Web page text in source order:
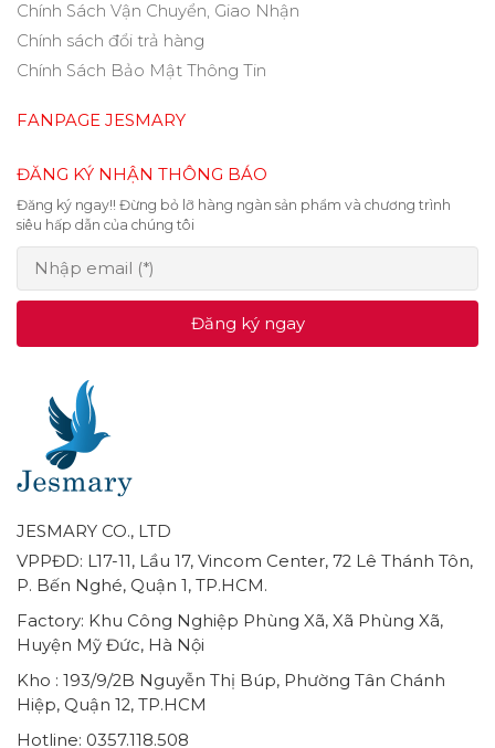
Chính Sách Vận Chuyển, Giao Nhận
Chính sách đổi trả hàng
Chính Sách Bảo Mật Thông Tin
FANPAGE JESMARY
ĐĂNG KÝ NHẬN THÔNG BÁO
Đăng ký ngay!! Đừng bỏ lỡ hàng ngàn sản phẩm và chương trình
siêu hấp dẫn của chúng tôi
Đăng ký ngay
JESMARY CO., LTD
VPPĐD: L17-11, Lầu 17, Vincom Center, 72 Lê Thánh Tôn,
P. Bến Nghé, Quận 1, TP.HCM.
Factory: Khu Công Nghiệp Phùng Xã, Xã Phùng Xã,
Huyện Mỹ Đức, Hà Nội
Kho : 193/9/2B Nguyễn Thị Búp, Phường Tân Chánh
Hiệp, Quận 12, TP.HCM
Hotline: 0357.118.508